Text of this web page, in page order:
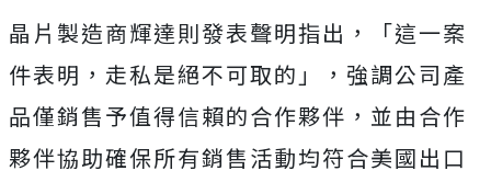
晶片製造商輝達則發表聲明指出，「這一案
件表明，走私是絕不可取的」，強調公司產
品僅銷售予值得信賴的合作夥伴，並由合作
夥伴協助確保所有銷售活動均符合美國出口